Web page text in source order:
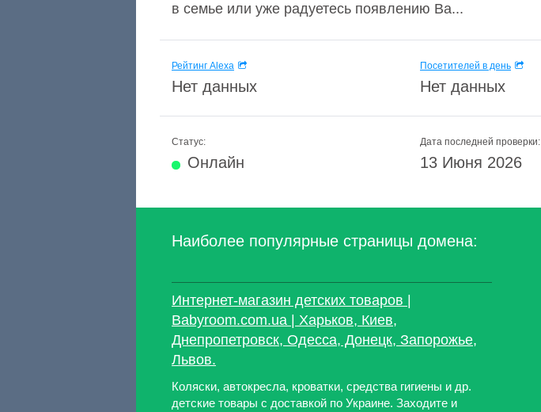
в семье или уже радуетесь появлению Ва...
Рейтинг Alexa
Нет данных
Посетителей в день
Нет данных
Статус:
Онлайн
Дата последней проверки:
13 Июня 2026
Наиболее популярные страницы домена:
Интернет-магазин детских товаров |
Babyroom.com.ua | Харьков, Киев,
Днепропетровск, Одесса, Донецк, Запорожье,
Львов.
Коляски, автокресла, кроватки, средства гигиены и др.
детские товары с доставкой по Украине. Заходите и